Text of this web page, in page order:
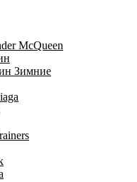
McQueen
Зимние